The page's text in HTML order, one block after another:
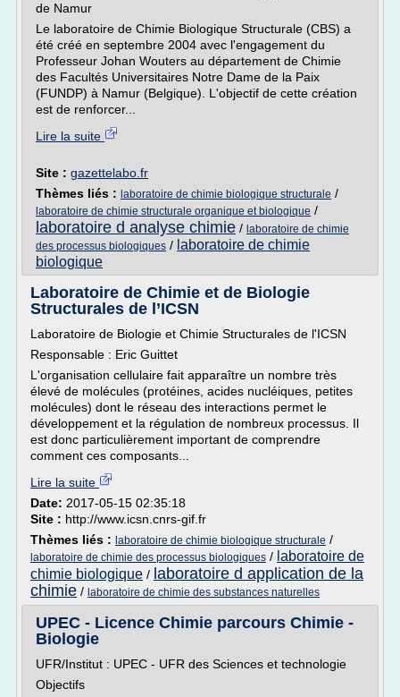
de Namur
Le laboratoire de Chimie Biologique Structurale (CBS) a
été créé en septembre 2004 avec l'engagement du
Professeur Johan Wouters au département de Chimie
des Facultés Universitaires Notre Dame de la Paix
(FUNDP) à Namur (Belgique). L'objectif de cette création
est de renforcer...
Lire la suite
Site : gazettelabo.fr
Thèmes liés : laboratoire de chimie biologique structurale /
laboratoire de chimie structurale organique et biologique /
laboratoire d analyse chimie / laboratoire de chimie
des processus biologiques / laboratoire de chimie
biologique
Laboratoire de Chimie et de Biologie
Structurales de l’ICSN
Laboratoire de Biologie et Chimie Structurales de l'ICSN
Responsable : Eric Guittet
L'organisation cellulaire fait apparaître un nombre très
élevé de molécules (protéines, acides nucléiques, petites
molécules) dont le réseau des interactions permet le
développement et la régulation de nombreux processus. Il
est donc particulièrement important de comprendre
comment ces composants...
Lire la suite
Date: 2017-05-15 02:35:18
Site : http://www.icsn.cnrs-gif.fr
Thèmes liés : laboratoire de chimie biologique structurale /
laboratoire de chimie des processus biologiques / laboratoire de
chimie biologique / laboratoire d application de la
chimie / laboratoire de chimie des substances naturelles
UPEC - Licence Chimie parcours Chimie -
Biologie
UFR/Institut : UPEC - UFR des Sciences et technologie
Objectifs